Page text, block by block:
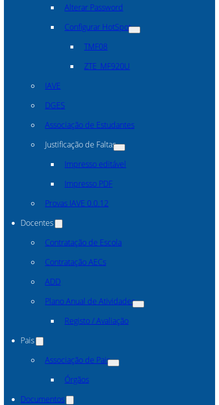
Alterar Password
Configurar HotSpot
TMF08
ZTE_MF920U
IAVE
DGES
Associação de Estudantes
Justificação de Faltas
Impresso editável
Impresso PDF
Provas IAVE 0.0.12
Docentes
Contratação de Escola
Contratação AECs
ADD
Plano Anual de Atividades
Registo / Avaliação
Pais
Associação de Pais
Órgãos
Documentos